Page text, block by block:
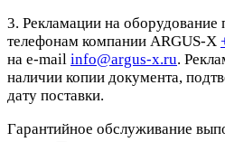
3. Рекламации на
телефонам компании ARGUS-X
на e-mail info@argus-x.ru.
наличии копии документа,
дату поставки.
Гарантийное обслуживание